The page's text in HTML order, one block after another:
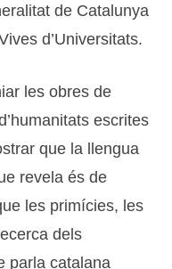
de Catalunya
d’Universitats.
les obres de
escrites
que la llengua
revela és de
les primícies, les
dels
parla catalana